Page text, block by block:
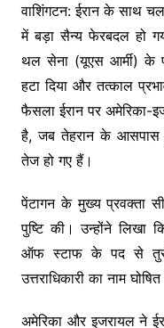
वाशिंगटन: ईरान के साथ
में बड़ा सैन्य फेरबदल हो
थल सेना (यूएस आर्मी) के
हटा दिया और तत्काल
फैसला ईरान पर अमेरिका-
है, जब तेहरान के आसपास
तेज हो गए हैं।
पेंटागन के मुख्य प्रवक्ता
पुष्टि की। उन्होंने लिखा
ऑफ स्टाफ के पद से
उत्तराधिकारी का नाम
अमेरिका और इजरायल ने